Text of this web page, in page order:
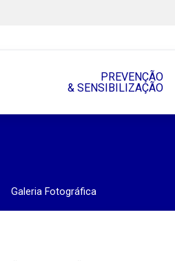
PREVENÇÃO
& SENSIBILIZAÇÃO
Galeria Fotográfica